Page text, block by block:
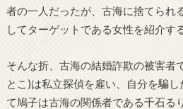
者の一人だったが、古海に捨てられ
してターゲットである女性を紹介す
そんな折、古海の結婚詐欺の被害
とこ)は私立探偵を雇い、自分を騙
て鳩子は古海の関係者である千石る